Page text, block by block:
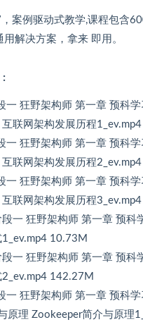
案例驱动式教学,课程包含
解决方案，拿来 即用。
:
一 狂野架构师 第一章 预科
联网架构发展历程
一 狂野架构师 第一章 预科
联网架构发展历程
一 狂野架构师 第一章 预科
联网架构发展历程
一 狂野架构师 第一章 预科
10.73M
一 狂野架构师 第一章 预科
142.27M
一 狂野架构师 第一章 预科
原理 Zookeeper简介与原理